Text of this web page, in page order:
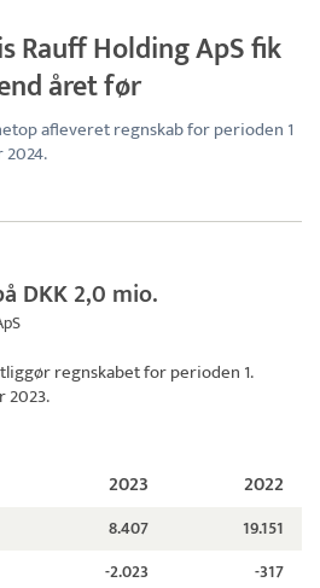
Rauff Holding ApS fik
året før
afleveret regnskab for perioden 1
2024.
DKK 2,0 mio.
regnskabet for perioden 1.
2023.
2023 2022
8.407
19.151
-2.023
-317